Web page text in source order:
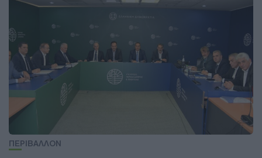
ΠΕΡΙΒΑΛΛΟΝ